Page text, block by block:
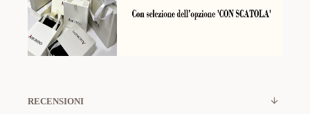
RECENSIONI